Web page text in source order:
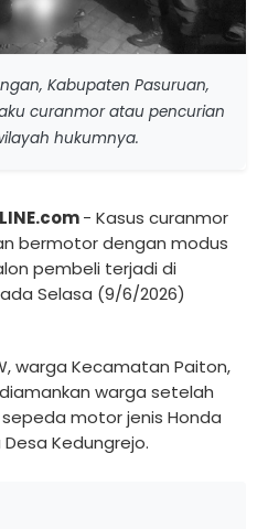
Kabupaten Pasuruan,
curanmor atau pencurian
hukumnya.
- Kasus curanmor
bermotor dengan modus
pembeli terjadi di
Selasa (9/6/2026)
warga Kecamatan Paiton,
warga setelah
motor jenis Honda
Desa Kedungrejo.